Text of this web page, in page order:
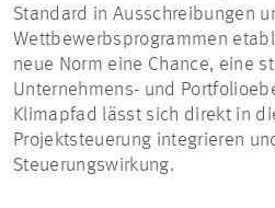
Standard in Ausschreibungen
Wettbewerbsprogrammen
neue Norm eine Chance, eine
Unternehmens- und
Klimapfad lässt sich direkt in
Projektsteuerung integrieren
Steuerungswirkung.